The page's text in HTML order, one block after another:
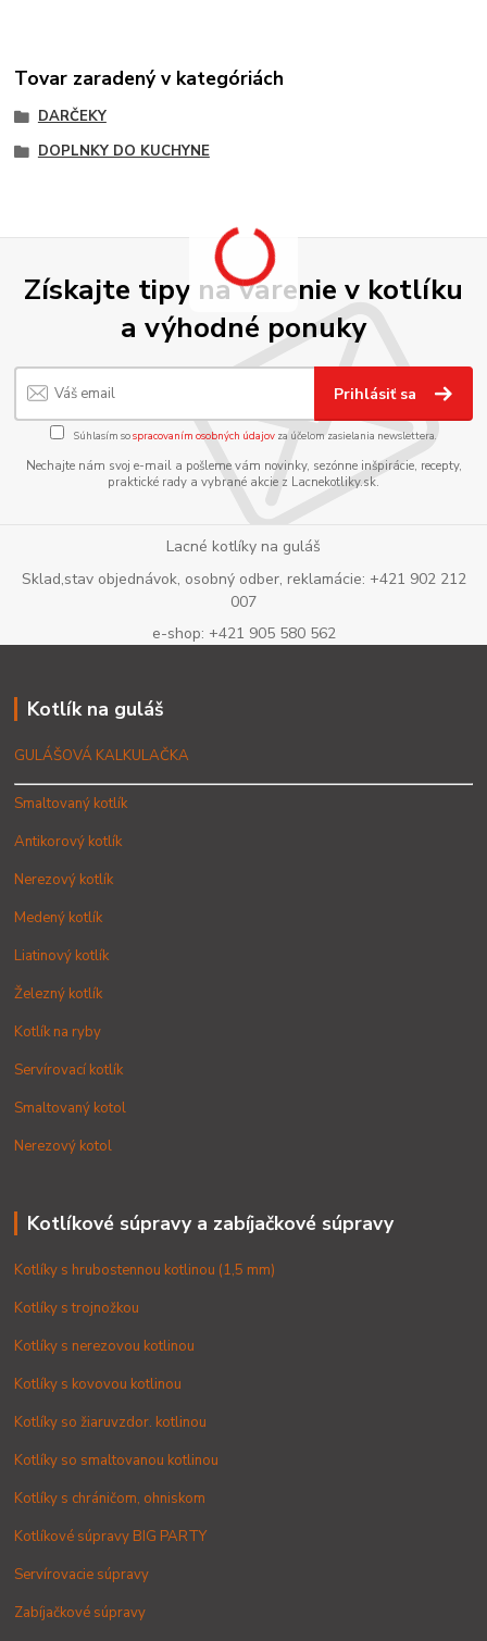
Tovar zaradený v kategóriách
DARČEKY
DOPLNKY DO KUCHYNE
Získajte tipy na varenie v kotlíku
a výhodné ponuky
Prihlásiť sa
Súhlasím sospracovaním osobných údajov za účelom zasielania newslettera.
Nechajte nám svoj e-mail a pošleme vám novinky, sezónne inšpirácie, recepty,
praktické rady a vybrané akcie z Lacnekotliky.sk.
Lacné kotlíky na guláš
Sklad,stav objednávok, osobný odber, reklamácie: +421 902 212
007
e-shop: +421 905 580 562
Kotlík na guláš
GULÁŠOVÁ KALKULAČKA
Smaltovaný kotlík
Antikorový kotlík
Nerezový kotlík
Medený kotlík
Liatinový kotlík
Železný kotlík
Kotlík na ryby
Servírovací kotlík
Smaltovaný kotol
Nerezový kotol
Kotlíkové súpravy a zabíjačkové súpravy
Kotlíky s hrubostennou kotlinou (1,5 mm)
Kotlíky s trojnožkou
Kotlíky s nerezovou kotlinou
Kotlíky s kovovou kotlinou
Kotlíky so žiaruvzdor. kotlinou
Kotlíky so smaltovanou kotlinou
Kotlíky s chráničom, ohniskom
Kotlíkové súpravy BIG PARTY
Servírovacie súpravy
Zabíjačkové súpravy